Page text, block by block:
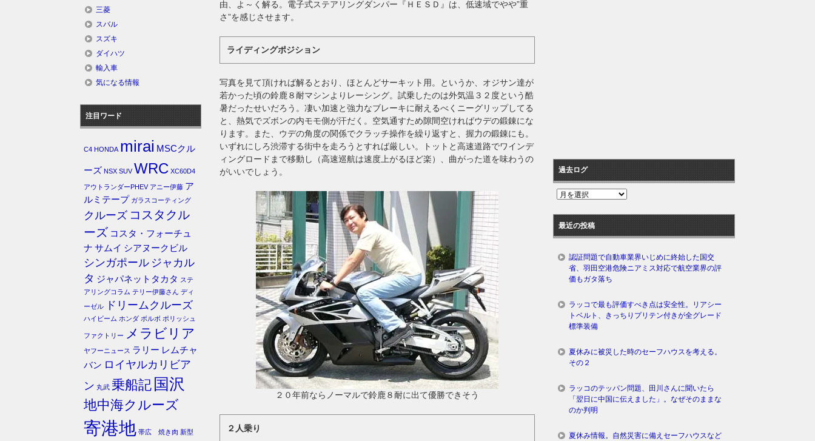
由、よ～く解る。電子式ステアリングダンパー『ＨＥＳＤ』は、低速域でやや”重
さ”を感じさせます。
ライディングポジション
写真を見て頂ければ解るとおり、ほとんどサーキット用。というか、オジサン達が
若かった頃の鈴鹿８耐マシンよりレーシング。試乗したのは外気温３２度という酷
暑だったせいだろう。凄い加速と強力なブレーキに耐えるべくニーグリップしてる
と、熱気でズボンの内モモ側が汗だく。空気通すため隙間空ければウデの鍛錬にな
ります。また、ウデの角度の関係でクラッチ操作を繰り返すと、握力の鍛錬にも。
いずれにしろ渋滞する街中を走ろうとすれば厳しい。トットと高速道路でワインデ
ィングロードまで移動し（高速巡航は速度上がるほど楽）、曲がった道を味わうの
がいいでしょう。
２０年前ならノーマルで鈴鹿８耐に出て優勝できそう
２人乗り
三菱
スバル
スズキ
ダイハツ
輸入車
気になる情報
注目ワード
C4 HONDA mirai MSCクル
ーズ NSX SUV WRC XC60D4
アウトランダーPHEV アニー伊藤 ア
ルミテープ ガラスコーティング
クルーズ コスタクル
ーズ コスタ・フォーチュ
ナ サムイ シアヌークビル
シンガポール ジャカル
タ ジャパネットタカタ ステ
アリングコラム テリー伊藤さん ディ
ーゼル
ドリームクルーズ
ハイビーム ホンダ ボルボ ポリッシュ
ファクトリー メラビリア
ヤフーニュース ラリー レムチャ
バン ロイヤルカリビア
ン 丸武 乗船記 国沢
地中海クルーズ
寄港地 帯広 焼き肉 新型
過去ログ
過
ロ
グ
最近の投稿
認証問題で自動車業界いじめに終始した国交
省、羽田空港危険ニアミス対応で航空業界の評
価もガタ落ち
ラッコで最も評価すべき点は安全性。リアシー
トベルト、きっちりプリテン付きが全グレード
標準装備
夏休みに被災した時のセーフハウスを考える。
その２
ラッコのテッパン問題、田川さんに聞いたら
「翌日に中国に伝えました」。なぜそのままな
のか判明
夏休み情報。自然災害に備えセーフハウスなど